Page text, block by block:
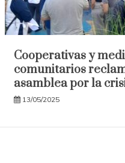
Cooperativas y
comunitarios
asamblea por la
13/05/2025